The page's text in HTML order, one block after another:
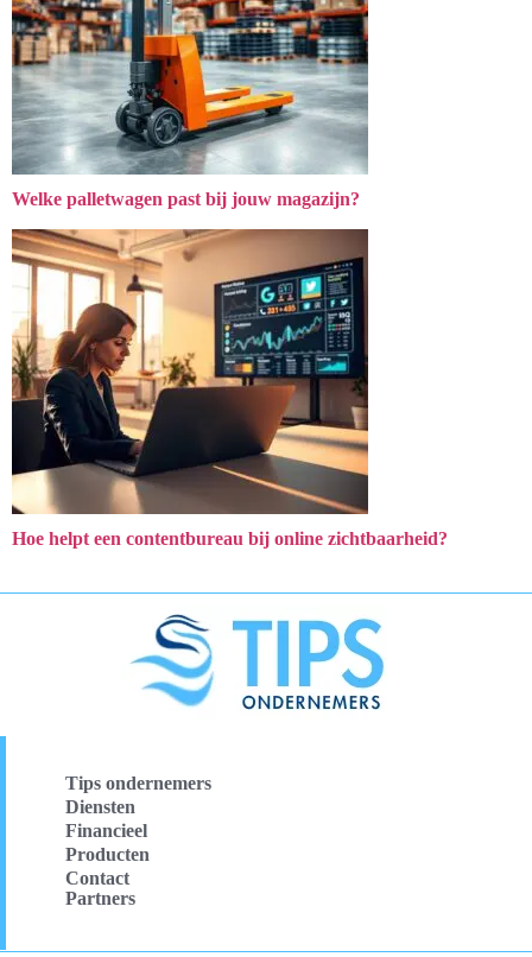
Welke palletwagen past bij jouw magazijn?
Hoe helpt een contentbureau bij online zichtbaarheid?
Tips ondernemers
Diensten
Financieel
Producten
Contact
Partners